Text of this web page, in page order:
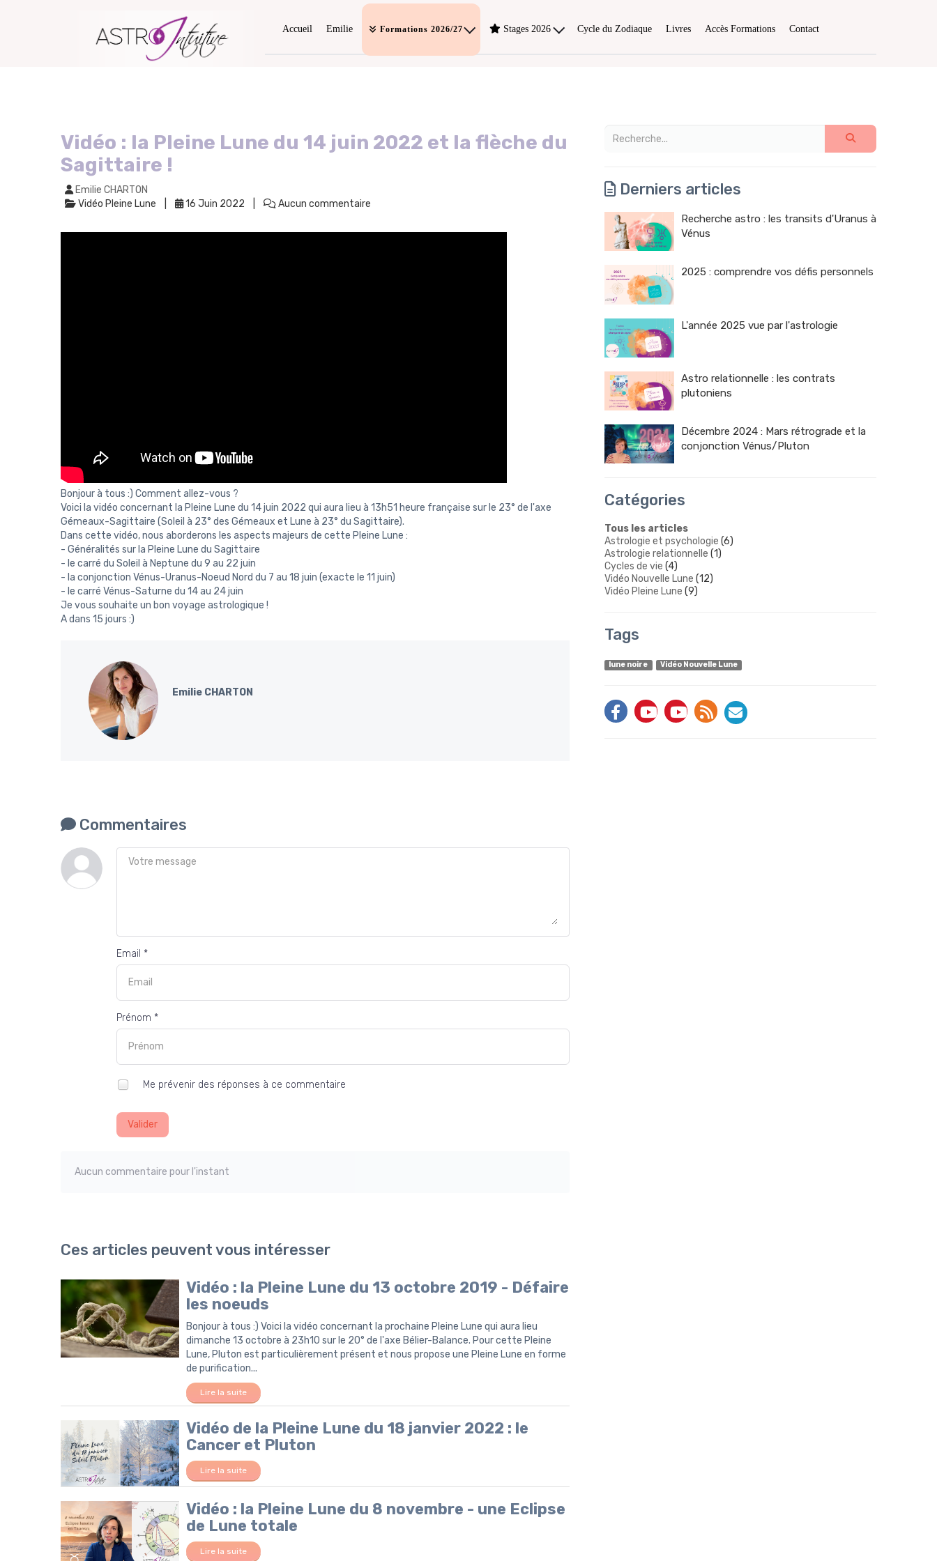
Accueil Emilie Formations 2026/27 Stages 2026 Cycle du Zodiaque Livres Accès Formations Contact
Vidéo : la Pleine Lune du 14 juin 2022 et la flèche du
Sagittaire !
Emilie CHARTON
Vidéo Pleine Lune
16 Juin 2022 Aucun commentaire
Bonjour à tous :) Comment allez-vous ?
Voici la vidéo concernant la Pleine Lune du 14 juin 2022 qui aura lieu à 13h51 heure française sur le 23° de l'axe
Gémeaux-Sagittaire (Soleil à 23° des Gémeaux et Lune à 23° du Sagittaire).
Dans cette vidéo, nous aborderons les aspects majeurs de cette Pleine Lune :
- Généralités sur la Pleine Lune du Sagittaire
- le carré du Soleil à Neptune du 9 au 22 juin
- la conjonction Vénus-Uranus-Noeud Nord du 7 au 18 juin (exacte le 11 juin)
- le carré Vénus-Saturne du 14 au 24 juin
Je vous souhaite un bon voyage astrologique !
A dans 15 jours :)
Emilie CHARTON
Commentaires
Email *
Prénom *
Me prévenir des réponses à ce commentaire
Valider
Aucun commentaire pour l'instant
Ces articles peuvent vous intéresser
Vidéo : la Pleine Lune du 13 octobre 2019 - Défaire
les noeuds
Bonjour à tous :) Voici la vidéo concernant la prochaine Pleine Lune qui aura lieu
dimanche 13 octobre à 23h10 sur le 20° de l'axe Bélier-Balance. Pour cette Pleine
Lune, Pluton est particulièrement présent et nous propose une Pleine Lune en forme
de purification...
Lire la suite
Vidéo de la Pleine Lune du 18 janvier 2022 : le
Cancer et Pluton
Lire la suite
Vidéo : la Pleine Lune du 8 novembre - une Eclipse
de Lune totale
Lire la suite
Derniers articles
Recherche astro : les transits d'Uranus à
Vénus
2025 : comprendre vos défis personnels
L'année 2025 vue par l'astrologie
Astro relationnelle : les contrats
plutoniens
Décembre 2024 : Mars rétrograde et la
conjonction Vénus/Pluton
Catégories
Tous les articles
Astrologie et psychologie (6)
Astrologie relationnelle (1)
Cycles de vie (4)
Vidéo Nouvelle Lune (12)
Vidéo Pleine Lune (9)
Tags
lune noire Vidéo Nouvelle Lune